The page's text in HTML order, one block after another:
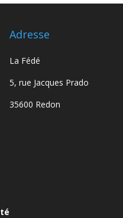
Adresse
La Fédé
5, rue Jacques Prado
35600 Redon